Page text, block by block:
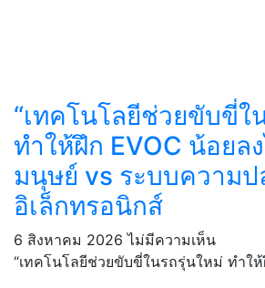
“เทคโนโลยีช่วยขับขี่ใ
ทำให้ฝึก EVOC น้อยล
มนุษย์ vs ระบบความ
อิเล็กทรอนิกส์
6 สิงหาคม 2026ไม่มีความเห็น
“เทคโนโลยีช่วยขับขี่ในรถรุ่นใหม่ ทำใ